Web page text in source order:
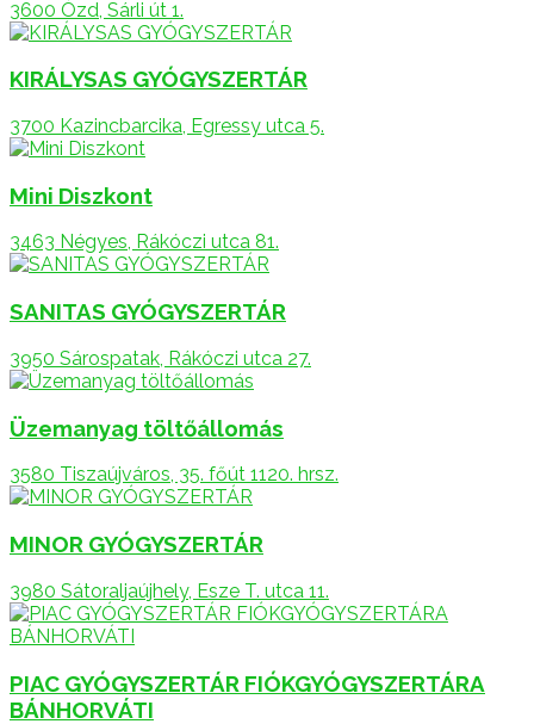
3600 Ózd, Sárli út 1.
KIRÁLYSAS GYÓGYSZERTÁR
3700 Kazincbarcika, Egressy utca 5.
Mini Diszkont
3463 Négyes, Rákóczi utca 81.
SANITAS GYÓGYSZERTÁR
3950 Sárospatak, Rákóczi utca 27.
Üzemanyag töltőállomás
3580 Tiszaújváros, 35. főút 1120. hrsz.
MINOR GYÓGYSZERTÁR
3980 Sátoraljaújhely, Esze T. utca 11.
PIAC GYÓGYSZERTÁR FIÓKGYÓGYSZERTÁRA
BÁNHORVÁTI